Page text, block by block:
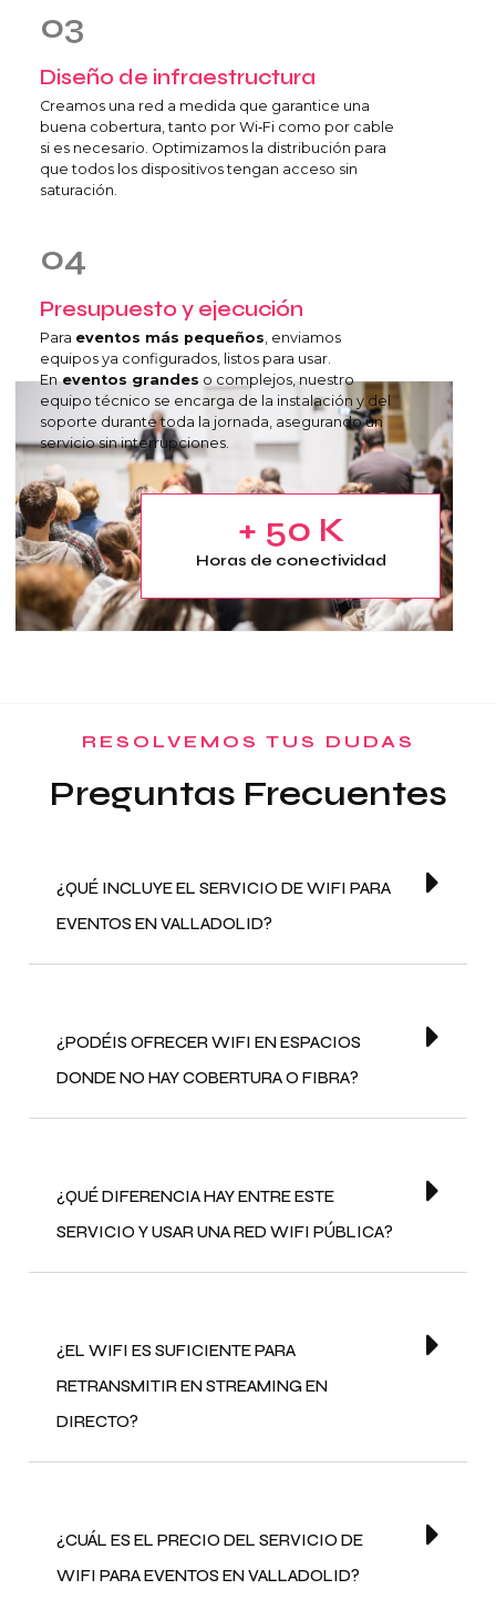
+ 50 K
Horas de conectividad
03
Diseño de infraestructura
Creamos una red a medida que garantice una
buena cobertura, tanto por Wi‑Fi como por cable
si es necesario. Optimizamos la distribución para
que todos los dispositivos tengan acceso sin
saturación.
04
Presupuesto y ejecución
Para eventos más pequeños, enviamos
equipos ya configurados, listos para usar.
Eneventos grandes o complejos, nuestro
equipo técnico se encarga de la instalación y del
soporte durante toda la jornada, asegurando un
servicio sin interrupciones.
RESOLVEMOS TUS DUDAS
Preguntas Frecuentes
¿QUÉ INCLUYE EL SERVICIO DE WIFI PARA
EVENTOS EN VALLADOLID?
¿PODÉIS OFRECER WIFI EN ESPACIOS
DONDE NO HAY COBERTURA O FIBRA?
¿QUÉ DIFERENCIA HAY ENTRE ESTE
SERVICIO Y USAR UNA RED WIFI PÚBLICA?
¿EL WIFI ES SUFICIENTE PARA
RETRANSMITIR EN STREAMING EN
DIRECTO?
¿CUÁL ES EL PRECIO DEL SERVICIO DE
WIFI PARA EVENTOS EN VALLADOLID?